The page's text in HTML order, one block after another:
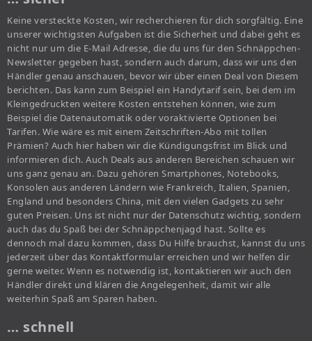
Keine versteckte Kosten, wir recherchieren für dich sorgfältig. Eine
unserer wichtigsten Aufgaben ist die Sicherheit und dabei geht es
nicht nur um die E-Mail Adresse, die du uns für den Schnäppchen-
Newsletter gegeben hast, sondern auch darum, dass wir uns den
Händler genau anschauen, bevor wir über einen Deal von Diesem
berichten. Das kann zum Beispiel ein Handytarif sein, bei dem im
Kleingedruckten weitere Kosten entstehen können, wie zum
Beispiel die Datenautomatik oder voraktivierte Optionen bei
Tarifen. Wie wäre es mit einem Zeitschriften-Abo mit tollen
Prämien? Auch hier haben wir die Kündigungsfrist im Blick und
informieren dich. Auch Deals aus anderen Bereichen schauen wir
uns ganz genau an. Dazu gehören Smartphones, Notebooks,
Konsolen aus anderen Ländern wie Frankreich, Italien, Spanien,
England und besonders China, mit den vielen Gadgets zu sehr
guten Preisen. Uns ist nicht nur der Datenschutz wichtig, sondern
auch das du Spaß bei der Schnäppchenjagd hast. Sollte es
dennoch mal dazu kommen, dass Du Hilfe brauchst, kannst du uns
jederzeit über das Kontaktformular erreichen und wir helfen dir
gerne weiter. Wenn es notwendig ist, kontaktieren wir auch den
Händler direkt und klären die Angelegenheit, damit wir alle
weiterhin Spaß am Sparen haben.
… schnell